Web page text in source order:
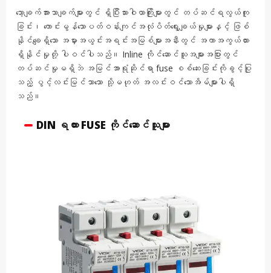
သော့ချက်အားသာချက်များတွင် ရှိပြီးသားဝါယာကြိုးများတွင် တပ်ဆင်ရလွယ်ကူ
ခြင်း၊ ကောင်းမွန်သောပတ်ဝန်းကျင်အလုံပိတ်ရွေးချယ်မှုများနှင့် ဖြစ်
နိုင်ချေရှိသော အမှားအယွင်းအရင်းအမြစ်များအနီးတွင် အကာအကွယ်ထား
ရှိနိုင်မှုတို့ ပါဝင်ပါသည်။ Inline ကိုင်ဆောင်သူအများအပြားတွင်
တပ်ဆင်မှုမရှိဘဲ အမြင်အာရုံဆိုင်ရာ fuse စစ်ဆေးခြင်းကိုခွင့်ပြု
သည့် ပွင့်လင်းမြင်သာသော သို့မဟုတ် အလင်းဝင်သောအိမ်များပါရှိ
သည်။
DIN ရထား FUSE ကိုင်ဆောင်သူများ